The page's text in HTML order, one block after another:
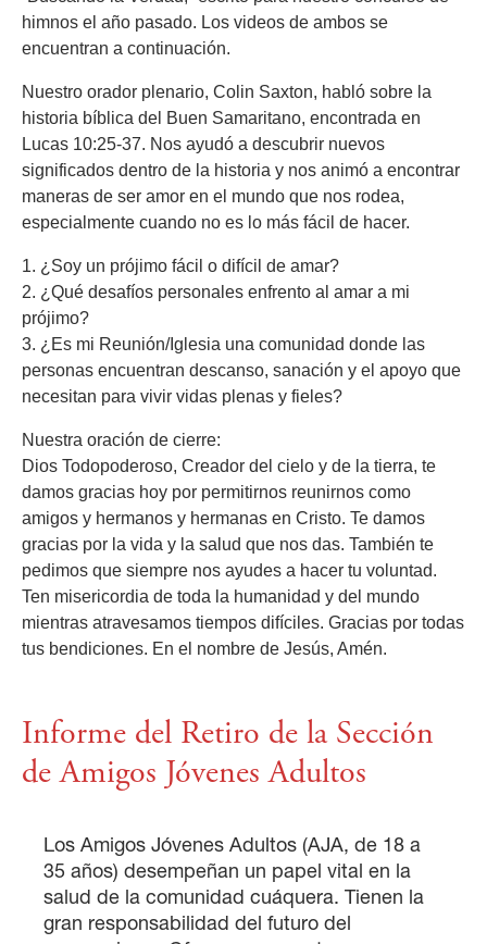
himnos el año pasado. Los videos de ambos se
encuentran a continuación.
Nuestro orador plenario, Colin Saxton, habló sobre la
historia bíblica del Buen Samaritano, encontrada en
Lucas 10:25-37. Nos ayudó a descubrir nuevos
significados dentro de la historia y nos animó a encontrar
maneras de ser amor en el mundo que nos rodea,
especialmente cuando no es lo más fácil de hacer.
1. ¿Soy un prójimo fácil o difícil de amar?
2. ¿Qué desafíos personales enfrento al amar a mi
prójimo?
3. ¿Es mi Reunión/Iglesia una comunidad donde las
personas encuentran descanso, sanación y el apoyo que
necesitan para vivir vidas plenas y fieles?
Nuestra oración de cierre:
Dios Todopoderoso, Creador del cielo y de la tierra, te
damos gracias hoy por permitirnos reunirnos como
amigos y hermanos y hermanas en Cristo. Te damos
gracias por la vida y la salud que nos das. También te
pedimos que siempre nos ayudes a hacer tu voluntad.
Ten misericordia de toda la humanidad y del mundo
mientras atravesamos tiempos difíciles. Gracias por todas
tus bendiciones. En el nombre de Jesús, Amén.
Informe del Retiro de la Sección
de Amigos Jóvenes Adultos
Los Amigos Jóvenes Adultos (AJA, de 18 a
35 años) desempeñan un papel vital en la
salud de la comunidad cuáquera. Tienen la
gran responsabilidad del futuro del